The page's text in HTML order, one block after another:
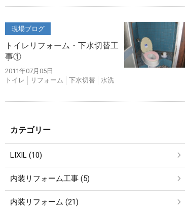
現場ブログ
トイレリフォーム・下水切替工
事①
2011年07月05日
トイレ
リフォーム 下水切替 水洗
カテゴリー
LIXIL (10)
内装リフォーム工事 (5)
内装リフォーム (21)